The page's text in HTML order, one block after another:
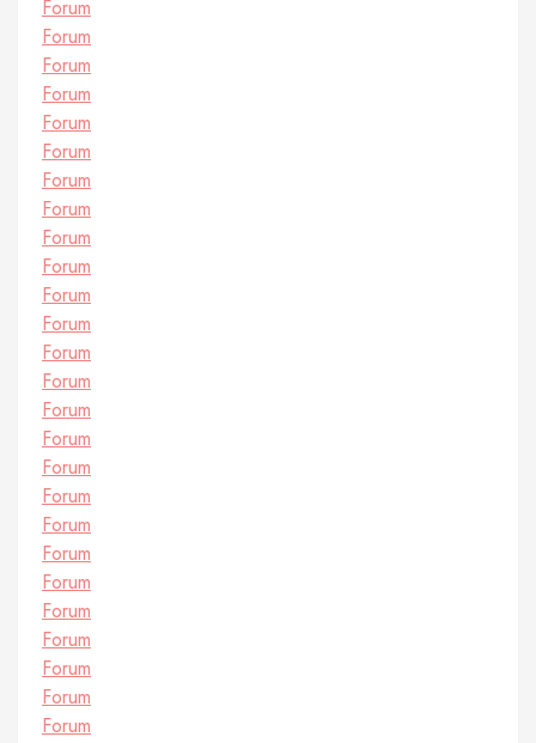
Forum
Forum
Forum
Forum
Forum
Forum
Forum
Forum
Forum
Forum
Forum
Forum
Forum
Forum
Forum
Forum
Forum
Forum
Forum
Forum
Forum
Forum
Forum
Forum
Forum
Forum